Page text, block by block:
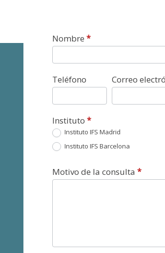
Contacto
Nombre*
Teléfono Correo
Instituto*
Instituto IFS Madrid
Instituto IFS Barcelona
Motivo de la consulta*